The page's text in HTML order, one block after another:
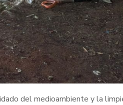
del medioambiente y la